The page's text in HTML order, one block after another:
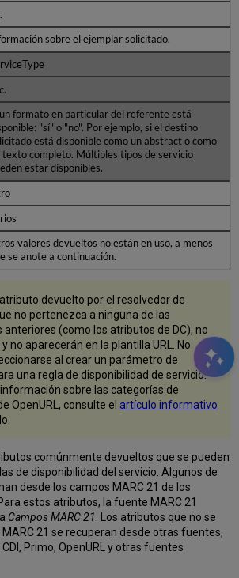
sobre el ejemplar solicitado.
formato en particular del referente está
"sí" o "no". Por ejemplo, si el destino
está disponible como un abstract o como
texto completo. Múltiples tipos de servicio
estar disponibles.
valores devueltos no están en uso, a menos
se anote a continuación.
devuelto por el resolvedor de
no pertenezca a ninguna de las
anteriores (como los atributos de DC), no
no aparecerán en la plantilla URL. No
al crear un parámetro de
una regla de disponibilidad de servicio.
sobre las categorías de
OpenURL, consulte el artículo informativo
comúnmente devueltos que se pueden
de disponibilidad del servicio. Algunos de
desde los campos MARC 21 de los
estos atributos, la fuente MARC 21
Campos MARC 21. Los atributos que no se
21 se recuperan desde otras fuentes,
Primo, OpenURL y otras fuentes